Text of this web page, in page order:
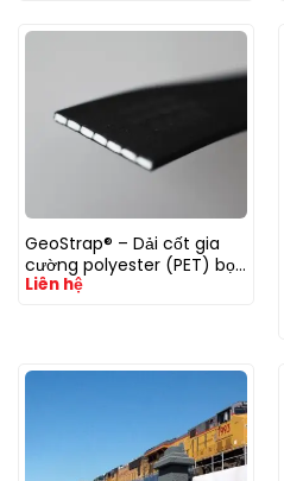
GeoStrap® – Dải cốt gia
cường polyester (PET) bọc
PE
Liên hệ